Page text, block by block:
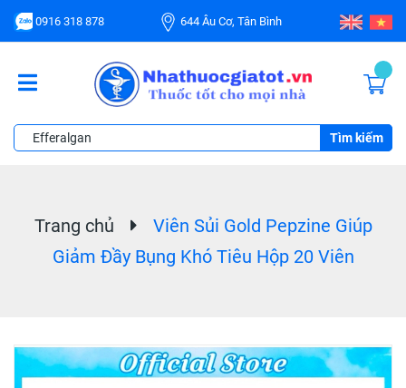
0916 318 878 644 Âu Cơ, Tân Bình
Tìm kiếm
Trang chủ
Viên Sủi Gold Pepzine Giúp
Giảm Đầy Bụng Khó Tiêu Hộp 20 Viên